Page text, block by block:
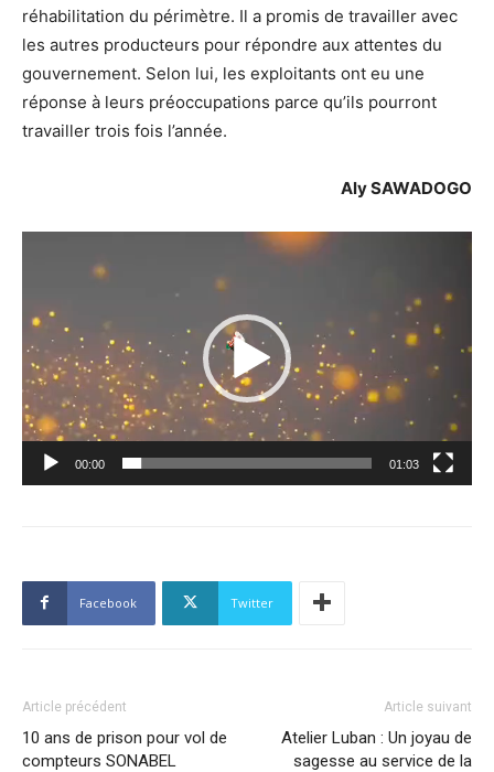
réhabilitation du périmètre. Il a promis de travailler avec
les autres producteurs pour répondre aux attentes du
gouvernement. Selon lui, les exploitants ont eu une
réponse à leurs préoccupations parce qu’ils pourront
travailler trois fois l’année.
Aly SAWADOGO
Lecteur
00:00 01:03
Facebook Twitter
Article précédent
10 ans de prison pour vol de
compteurs SONABEL
Article suivant
Atelier Luban : Un joyau de
sagesse au service de la